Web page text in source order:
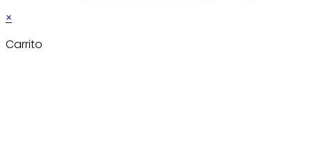
×
Carrito